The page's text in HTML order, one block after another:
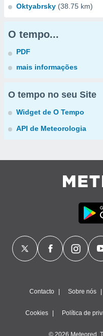
Oktyabrsky (38.75 km)
O tempo...
PDF
mais informações
O tempo no seu Site
Widget de O Tempo
API de Meteorologia
Contacto Sobre nós
Cookies Política de
© 2026 Meteored.